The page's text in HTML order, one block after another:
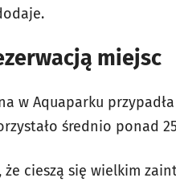
miejsc
w Aquaparku
średnio ponad
cieszą się wielkim